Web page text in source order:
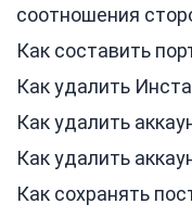
соотношения
Как составить
Как удалить
Как удалить
Как удалить
Как сохранять